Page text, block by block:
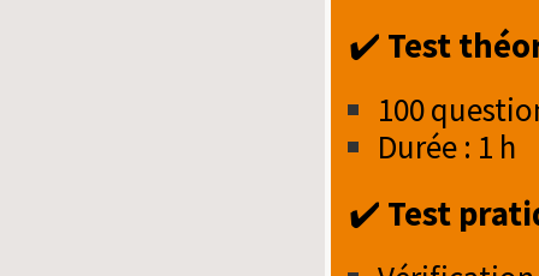
✔️ Test
100
Durée : 1 h
✔️ Test